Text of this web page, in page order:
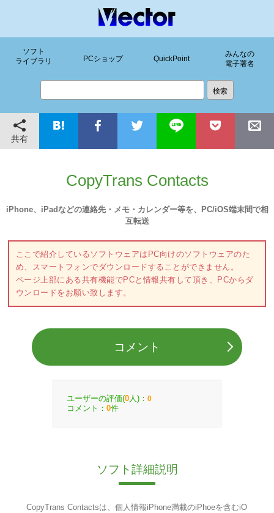
ソフト
ライブラリ
PCショップ QuickPoint
みんなの
電子署名
共有
CopyTrans Contacts
iPhone、iPadなどの連絡先・メモ・カレンダー等を、PC/iOS端末間で相
互転送
ここで紹介しているソフトウェアはPC向けのソフトウェアのた
め、スマートフォンでダウンロードすることができません。
ページ上部にある共有機能でPCと情報共有して頂き、PCからダ
ウンロードをお願い致します。
コメント
ユーザーの評価(0 人)： 0
コメント： 0件
ソフト詳細説明
CopyTrans Contactsは、個人情報iPhone満載のiPhoeを含むiO